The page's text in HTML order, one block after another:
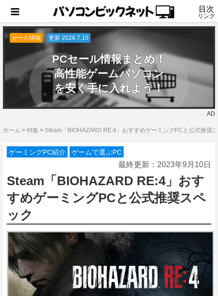
目次
リンク
セール情報 更新 2026.7.10
PCセール情報まとめ！
高性能ゲームパソコン
を安く手に入れよう！
AD
ホーム > 特集 > Steam「BIOHAZARD RE:4」おすすめゲーミングPCと公式推奨
ゲーミングPC紹介 ゲームで選ぶPC
最終更新： 2023年9月10日
Steam「BIOHAZARD RE:4」おす
すめゲーミングPCと公式推奨スペ
ック